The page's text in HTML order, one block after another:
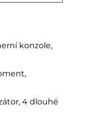
konzole,
4 dlouhé